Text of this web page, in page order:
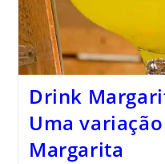
Drink
Uma
Margarita